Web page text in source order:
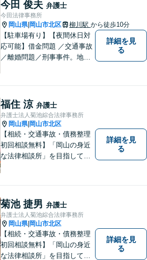
今田 俊夫 弁護士
今田法律事務所
岡山県| 岡山市北区 柳川駅 から徒歩10分
【駐車場有り】【夜間休日対
応可能】借金問題 ／交通事故
／離婚問題／刑事事件。地域
軽にご相談ください。
詳細を見
る
福住 涼 弁護士
弁護士法人菊池綜合法律事務所
岡山県| 岡山市北区
【相続・交通事故・債務整理
初回相談無料】「岡山の身近
な法律相談所」を目指してい
でサポートしていきます。ど
んなささいなことでも構いま
せん。お気軽にご相談くださ
い。【土曜日も受付可能】
【専用駐車場あり】
詳細を見
る
菊池 捷男 弁護士
弁護士法人菊池綜合法律事務所
岡山県| 岡山市北区
【相続・交通事故・債務整理
初回相談無料】「岡山の身近
な法律相談所」を目指してい
詳細を見
る